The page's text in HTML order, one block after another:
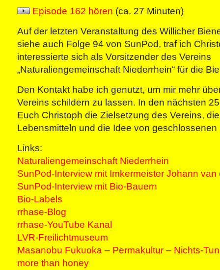
Episode 162 hören (ca. 27 Minuten)
Auf der letzten Veranstaltung des Willicher
siehe auch Folge 94 von SunPod, traf ich
interessierte sich als Vorsitzender des Vereins
„Naturaliengemeinschaft Niederrhein“ für die
Den Kontakt habe ich genutzt, um mir mehr
Vereins schildern zu lassen. In den nächsten
Euch Christoph die Zielsetzung des Vereins,
Lebensmitteln und die Idee von geschlossenen
Links:
Naturaliengemeinschaft Niederrhein
SunPod-Interview mit Imkermeister Johann
SunPod-Interview mit Bio-Bauern
Bio-Labels
rrhase-Blog
rrhase-YouTube Kanal
LVR-Freilichtmuseum
Masanobu Fukuoka – Permakultur – Nichts-
more than honey